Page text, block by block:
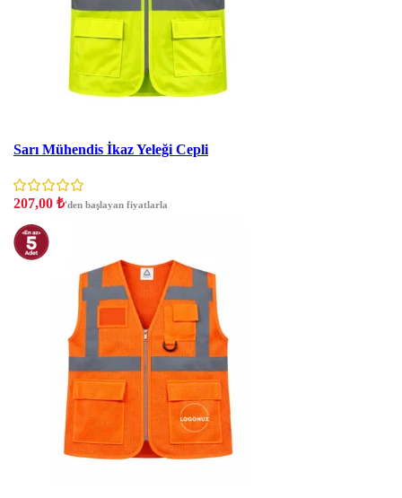
Sarı Mühendis İkaz Yeleği Cepli
207,00 ₺'den başlayan fiyatlarla